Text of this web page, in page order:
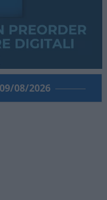
08/2026